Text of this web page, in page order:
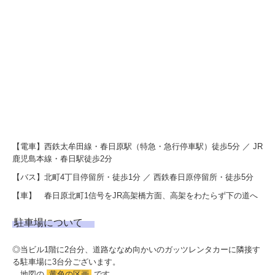
【電車】西鉄太牟田線・春日原駅（特急・急行停車駅）徒歩5分 ／ JR
鹿児島本線・春日駅徒歩2分
【バス】北町4丁目停留所・徒歩1分 ／ 西鉄春日原停留所・徒歩5分
【車】 春日原北町1信号をJR高架橋方面、高架をわたらず下の道へ
駐車場について
◎当ビル1階に2台分、道路ななめ向かいのガッツレンタカーに隣接す
る駐車場に3台分ございます。